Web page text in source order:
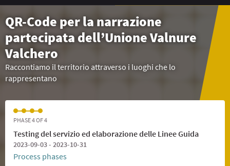
QR-Code per la narrazione
partecipata dell’Unione Valnure
Valchero
Raccontiamo il territorio attraverso i luoghi che lo
rappresentano
PHASE 4 OF 4
Testing del servizio ed elaborazione delle Linee Guida
2023-09-03 - 2023-10-31
Process phases